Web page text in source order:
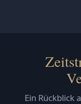
Ein Rückblick